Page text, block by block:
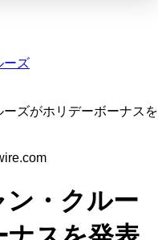
ーズ
ズがホリデーボーナスを
・クルー